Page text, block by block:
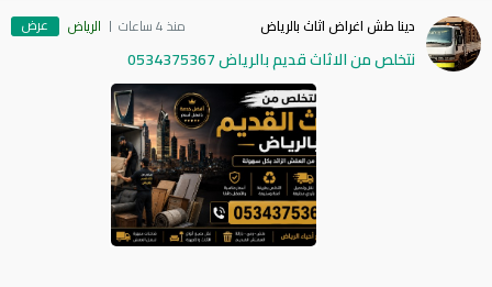
دينا طش اغراض اثاث بالرياض منذ 4 ساعات الرياض عرض
نتخلص من الاثاث قديم بالرياض 0534375367